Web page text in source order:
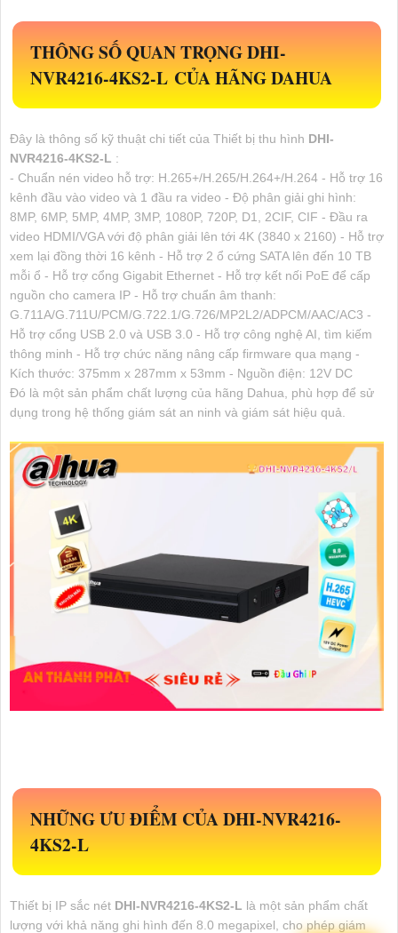
THÔNG SỐ QUAN TRỌNGDHI-
NVR4216-4KS2-L CỦA HÃNG DAHUA
Đây là thông số kỹ thuật chi tiết của Thiết bị thu hình DHI-
NVR4216-4KS2-L :
- Chuẩn nén video hỗ trợ: H.265+/H.265/H.264+/H.264 - Hỗ trợ 16
kênh đầu vào video và 1 đầu ra video - Độ phân giải ghi hình:
8MP, 6MP, 5MP, 4MP, 3MP, 1080P, 720P, D1, 2CIF, CIF - Đầu ra
video HDMI/VGA với độ phân giải lên tới 4K (3840 x 2160) - Hỗ trợ
xem lại đồng thời 16 kênh - Hỗ trợ 2 ổ cứng SATA lên đến 10 TB
mỗi ổ - Hỗ trợ cổng Gigabit Ethernet - Hỗ trợ kết nối PoE để cấp
nguồn cho camera IP - Hỗ trợ chuẩn âm thanh:
G.711A/G.711U/PCM/G.722.1/G.726/MP2L2/ADPCM/AAC/AC3 -
Hỗ trợ cổng USB 2.0 và USB 3.0 - Hỗ trợ công nghệ AI, tìm kiếm
thông minh - Hỗ trợ chức năng nâng cấp firmware qua mạng -
Kích thước: 375mm x 287mm x 53mm - Nguồn điện: 12V DC
Đó là một sản phẩm chất lượng của hãng Dahua, phù hợp để sử
dụng trong hệ thống giám sát an ninh và giám sát hiệu quả.
NHỮNG ƯU ĐIỂM CỦADHI-NVR4216-
4KS2-L
Thiết bị IP sắc nét DHI-NVR4216-4KS2-L là một sản phẩm chất
lượng với khả năng ghi hình đến 8.0 megapixel, cho phép giám